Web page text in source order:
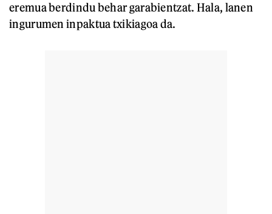
eremua berdindu behar garabientzat. Hala, lanen
ingurumen inpaktua txikiagoa da.